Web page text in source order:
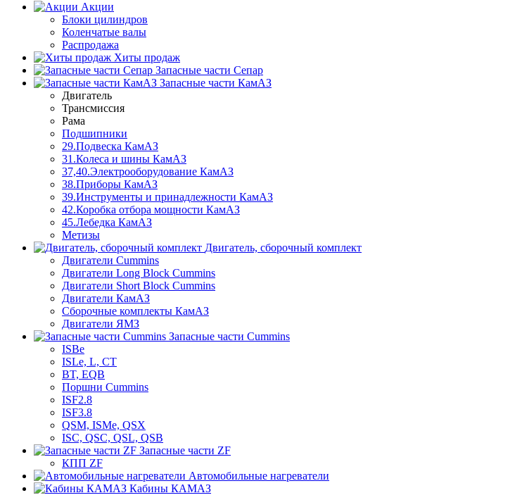
Акции
Блоки цилиндров
Коленчатые валы
Распродажа
Хиты продаж
Запасные части Сепар
Запасные части КамАЗ
Двигатель
Трансмиссия
Рама
Подшипники
29.Подвеска КамАЗ
31.Колеса и шины КамАЗ
37,40.Электрооборудование КамАЗ
38.Приборы КамАЗ
39.Инструменты и принадлежности КамАЗ
42.Коробка отбора мощности КамАЗ
45.Лебедка КамАЗ
Метизы
Двигатель, сборочный комплект
Двигатели Cummins
Двигатели Long Bloсk Cummins
Двигатели Short Bloсk Cummins
Двигатели КамАЗ
Сборочные комплекты КамАЗ
Двигатели ЯМЗ
Запасные части Cummins
ISBe
ISLe, L, CT
BT, EQB
Поршни Cummins
ISF2.8
ISF3.8
QSM, ISMe, QSX
ISC, QSC, QSL, QSB
Запасные части ZF
КПП ZF
Автомобильные нагреватели
Кабины КАМАЗ